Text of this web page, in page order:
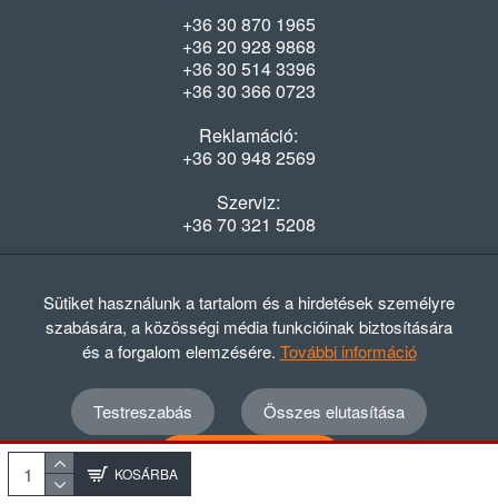
KOSÁRBA
+36 30 870 1965
+36 20 928 9868
+36 30 514 3396
+36 30 366 0723
Reklamáció:
+36 30 948 2569
Szerviz:
+36 70 321 5208
Hétfő-Péntek: 08:00-16:30
© 2012 - 2024 GASZTRΩMEGA Kft.
Adatvédelmi szabályzat
ÁSZF
Elállási nyilatkozat
Sütiket használunk a tartalom és a hirdetések személyre
szabására, a közösségi média funkcióinak biztosítására
és a forgalom elemzésére. További információ
Testreszabás
Összes elutasítása
Összes elfogadása